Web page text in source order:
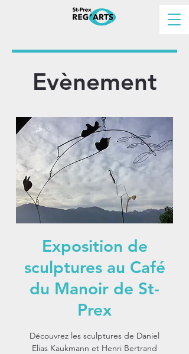
Evènement
Exposition de
sculptures au Café
du Manoir de St-
Prex
Découvrez les sculptures de Daniel
Elias Kaukmann et Henri Bertrand